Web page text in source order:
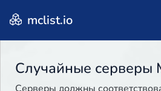
mclist.io
Случайные серверы